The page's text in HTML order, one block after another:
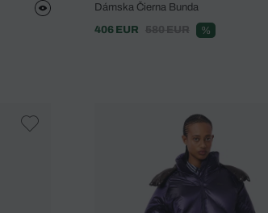
Dámska Čierna Bunda
406 EUR
580 EUR %